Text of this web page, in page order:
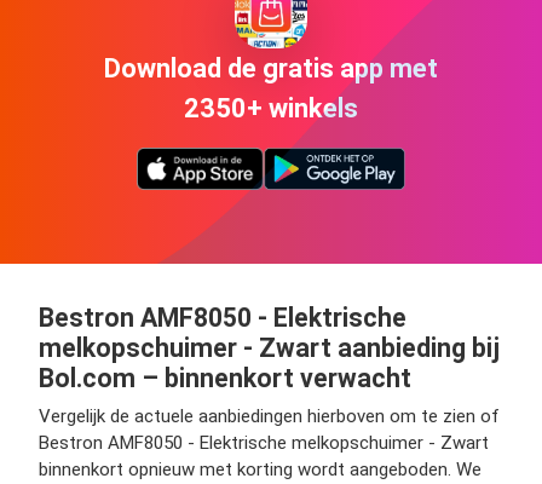
Download de gratis app met
2350+ winkels
Bestron AMF8050 - Elektrische
melkopschuimer - Zwart aanbieding bij
Bol.com – binnenkort verwacht
Vergelijk de actuele aanbiedingen hierboven om te zien of
Bestron AMF8050 - Elektrische melkopschuimer - Zwart
binnenkort opnieuw met korting wordt aangeboden. We